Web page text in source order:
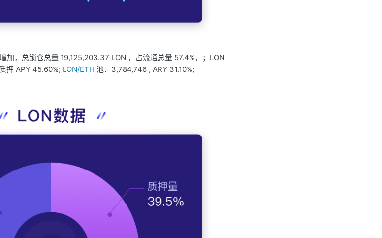
加，总锁仓总量 19,125,203.37 LON ，占流通总量 57.4%，；LON
押 APY 45.60%; LON/ETH 池：3,784,746 , ARY 31.10%;